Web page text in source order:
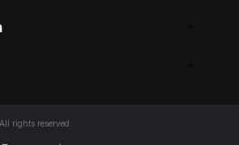
rights reserved.